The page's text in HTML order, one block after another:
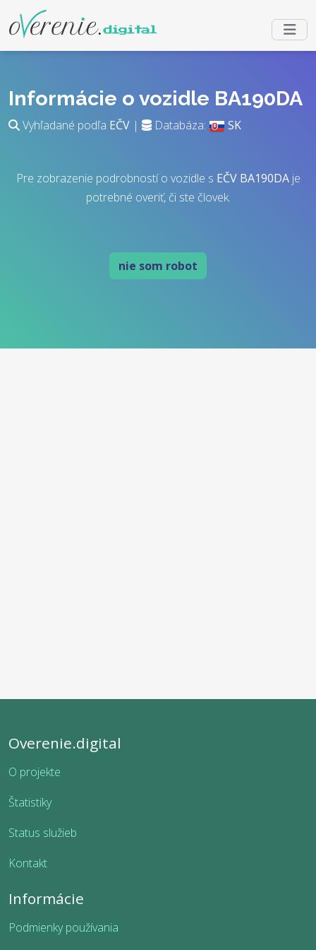
Informácie o vozidle BA190DA
Vyhľadané podľa EČV | Databáza: SK
Pre zobrazenie podrobností o vozidle s EČV BA190DAje
potrebné overiť, či ste človek.
nie som robot
Overenie.digital
O projekte
Štatistiky
Status služieb
Kontakt
Informácie
Podmienky používania